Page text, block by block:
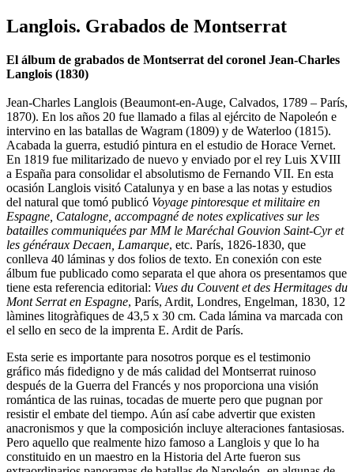
Langlois. Grabados de Montserrat
El álbum de grabados de Montserrat del coronel Jean-Charles
Langlois (1830)
Jean-Charles Langlois (Beaumont-en-Auge, Calvados, 1789 – París,
1870). En los años 20 fue llamado a filas al ejército de Napoleón e
intervino en las batallas de Wagram (1809) y de Waterloo (1815).
Acabada la guerra, estudió pintura en el estudio de Horace Vernet.
En 1819 fue militarizado de nuevo y enviado por el rey Luis XVIII
a España para consolidar el absolutismo de Fernando VII. En esta
ocasión Langlois visitó Catalunya y en base a las notas y estudios
del natural que tomó publicó Voyage pintoresque et militaire en
Espagne, Catalogne, accompagné de notes explicatives sur les
batailles communiquées par MM le Maréchal Gouvion Saint-Cyr et
les généraux Decaen, Lamarque, etc. París, 1826-1830, que
conlleva 40 láminas y dos folios de texto. En conexión con este
álbum fue publicado como separata el que ahora os presentamos que
tiene esta referencia editorial: Vues du Couvent et des Hermitages du
Mont Serrat en Espagne, París, Ardit, Londres, Engelman, 1830, 12
làmines litogràfiques de 43,5 x 30 cm. Cada lámina va marcada con
el sello en seco de la imprenta E. Ardit de París.
Esta serie es importante para nosotros porque es el testimonio
gráfico más fidedigno y de más calidad del Montserrat ruinoso
después de la Guerra del Francés y nos proporciona una visión
romántica de las ruinas, tocadas de muerte pero que pugnan por
resistir el embate del tiempo. Aún así cabe advertir que existen
anacronismos y que la composición incluye alteraciones fantasiosas.
Pero aquello que realmente hizo famoso a Langlois y que lo ha
constituido en un maestro en la Historia del Arte fueron sus